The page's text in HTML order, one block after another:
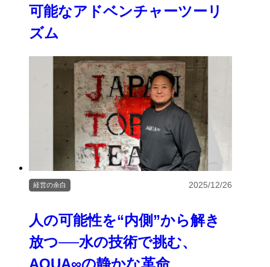
可能なアドベンチャーツーリ
ズム
人の可能性を“内側”から解き
放つ──水の技術で挑む、
AQUA∞の静かな革命
経営の余白 2025/12/26